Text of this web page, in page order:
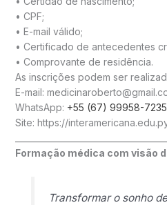
• CPF;
• E-mail válido;
• Certificado de antecedentes
• Comprovante de residência.
As inscrições podem ser
E-mail:
WhatsApp: +55 (67) 99958-7235
Site: https://
Formação médica com visão
Transformar o sonho